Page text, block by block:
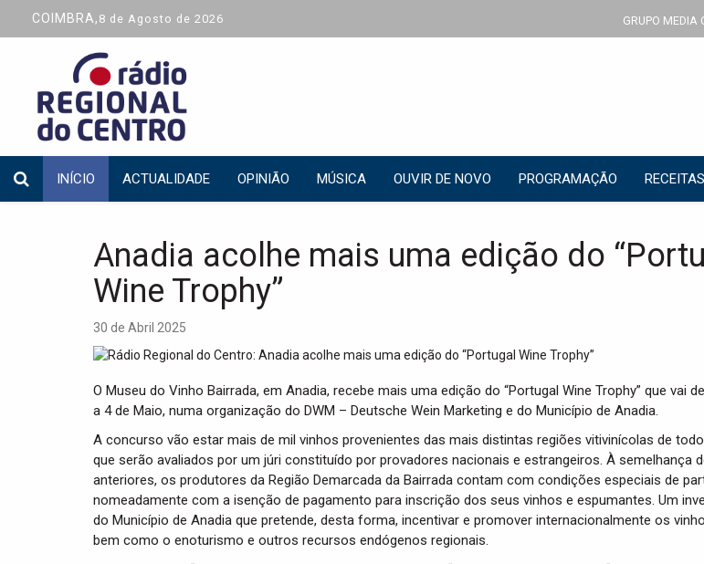
COIMBRA, 8 de Agosto de 2026 GRUPO MEDIA
INÍCIO ACTUALIDADE OPINIÃO MÚSICA OUVIR DE NOVO PROGRAMAÇÃO
Anadia acolhe mais uma edição do
Wine Trophy”
30 de Abril 2025
O Museu do Vinho Bairrada, em Anadia, recebe mais uma edição do “Portugal Wine Trophy” que vai
a 4 de Maio, numa organização do DWM – Deutsche Wein Marketing e do Município de Anadia.
A concurso vão estar mais de mil vinhos provenientes das mais distintas regiões vitivinícolas de
que serão avaliados por um júri constituído por provadores nacionais e estrangeiros. À semelhança
anteriores, os produtores da Região Demarcada da Bairrada contam com condições especiais de
nomeadamente com a isenção de pagamento para inscrição dos seus vinhos e espumantes. Um
do Município de Anadia que pretende, desta forma, incentivar e promover internacionalmente os
bem como o enoturismo e outros recursos endógenos regionais.